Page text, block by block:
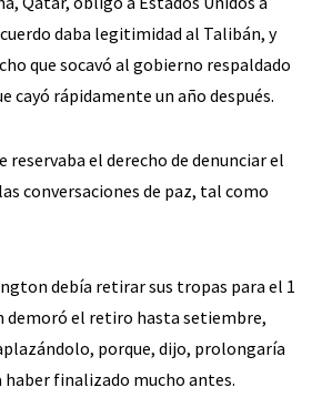
daba legitimidad al Talibán, y
que socavó al gobierno respaldado
cayó rápidamente un año después.
reservaba el derecho de denunciar el
conversaciones de paz, tal como
debía retirar sus tropas para el 1
demoró el retiro hasta setiembre,
porque, dijo, prolongaría
haber finalizado mucho antes.